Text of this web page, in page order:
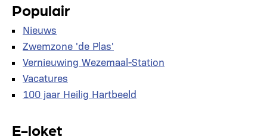
Populair
Nieuws
Zwemzone 'de Plas'
Vernieuwing Wezemaal-Station
Vacatures
100 jaar Heilig Hartbeeld
E-loket